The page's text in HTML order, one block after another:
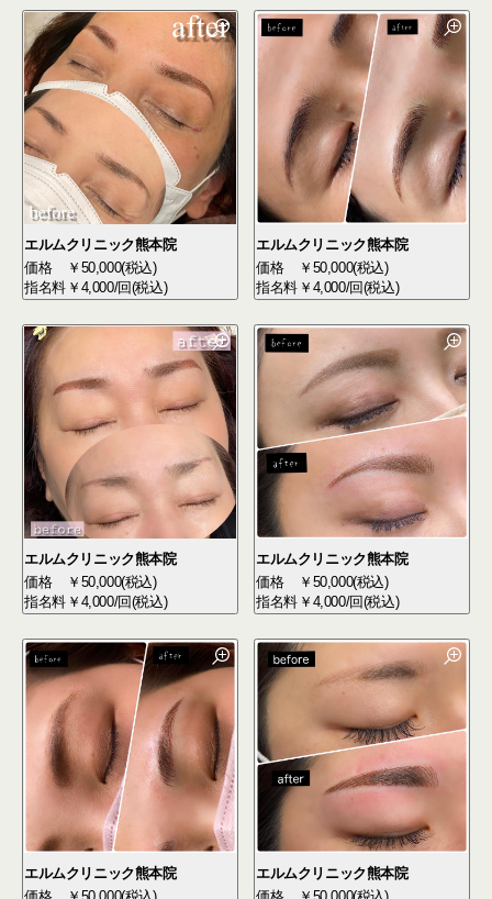
エルムクリニック熊本院
価格
￥50,000(税込)
指名料 ￥4,000/回(税込)
エルムクリニック熊本院
価格
￥50,000(税込)
指名料 ￥4,000/回(税込)
エルムクリニック熊本院
価格
￥50,000(税込)
指名料 ￥4,000/回(税込)
エルムクリニック熊本院
価格
￥50,000(税込)
指名料 ￥4,000/回(税込)
エルムクリニック熊本院
エルムクリニック熊本院